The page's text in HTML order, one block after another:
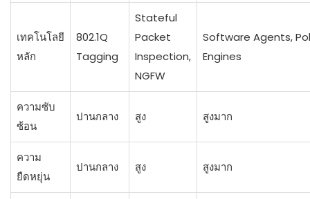
เทคโนโลยี
หลัก
802.1Q
Tagging
Stateful
Packet
Inspection,
NGFW
Software Agents,
Engines
ความซับ
ซ้อน
ปานกลาง สูง สูงมาก
ความ
ยืดหยุ่น
ปานกลาง สูง สูงมาก